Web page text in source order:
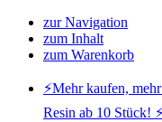
zur Navigation
zum Inhalt
zum Warenkorb
⚡️Mehr kaufen,
Resin ab 10 Stück!